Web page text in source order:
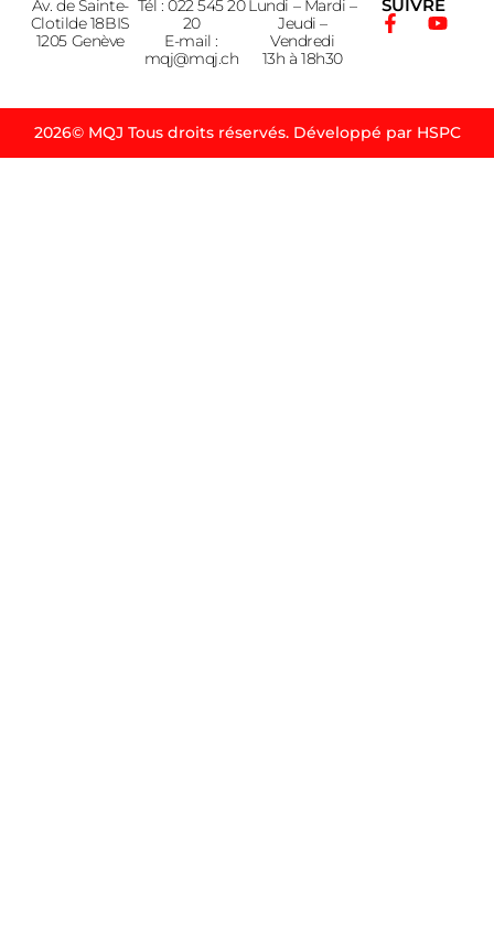
Av. de Sainte-
Clotilde 18BIS
1205 Genève
Tél : 022 545 20
20
E-mail :
mqj@mqj.ch
Lundi – Mardi –
Jeudi –
Vendredi
13h à 18h30
SUIVRE
2026© MQJ Tous droits réservés. Développé par HSPC